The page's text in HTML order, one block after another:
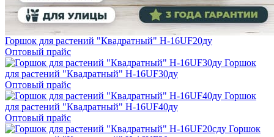
Горшок для растений "Квадратный" H-16UF20ду
Оптовый прайс
Горшок
для растений "Квадратный" H-16UF30ду
Оптовый прайс
Горшок
для растений "Квадратный" H-16UF40ду
Оптовый прайс
Горшок